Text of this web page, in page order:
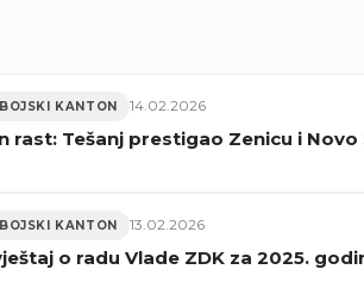
KANTON 14.02.2026
rast: Tešanj prestigao Zenicu i Novo
KANTON 13.02.2026
o radu Vlade ZDK za 2025.